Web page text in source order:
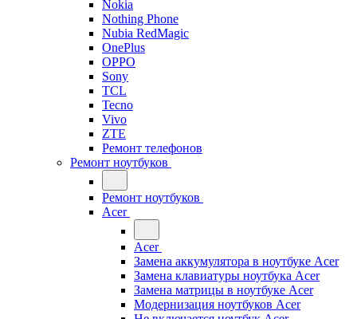
Nokia
Nothing Phone
Nubia RedMagic
OnePlus
OPPO
Sony
TCL
Tecno
Vivo
ZTE
Ремонт телефонов
Ремонт ноутбуков
Ремонт ноутбуков
Acer
Acer
Замена аккумулятора в ноутбуке Acer
Замена клавиатуры ноутбука Acer
Замена матрицы в ноутбуке Acer
Модернизация ноутбуков Acer